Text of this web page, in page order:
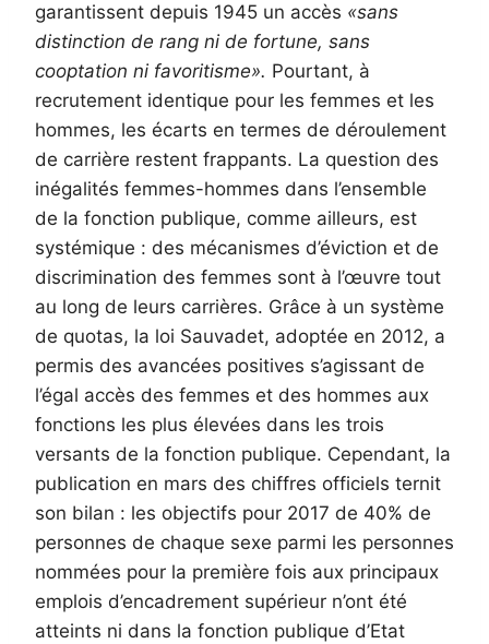
garantissent depuis 1945 un accès «sans
distinction de rang ni de fortune, sans
cooptation ni favoritisme». Pourtant, à
recrutement identique pour les femmes et les
hommes, les écarts en termes de déroulement
de carrière restent frappants. La question des
inégalités femmes-hommes dans l’ensemble
de la fonction publique, comme ailleurs, est
systémique : des mécanismes d’éviction et de
discrimination des femmes sont à l’œuvre tout
au long de leurs carrières. Grâce à un système
de quotas, la loi Sauvadet, adoptée en 2012, a
permis des avancées positives s’agissant de
l’égal accès des femmes et des hommes aux
fonctions les plus élevées dans les trois
versants de la fonction publique. Cependant, la
publication en mars des chiffres officiels ternit
son bilan : les objectifs pour 2017 de 40% de
personnes de chaque sexe parmi les personnes
nommées pour la première fois aux principaux
emplois d’encadrement supérieur n’ont été
atteints ni dans la fonction publique d’Etat